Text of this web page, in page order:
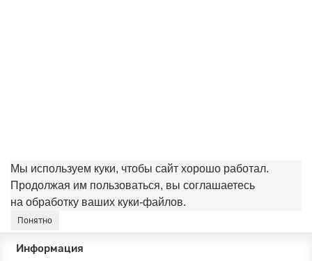
Мы используем куки, чтобы сайт хорошо работал.
Продолжая им пользоваться, вы соглашаетесь
на обработку ваших куки‑файлов.
Понятно
Информация